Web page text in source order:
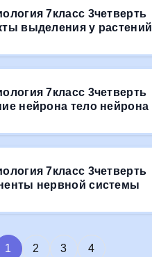
7класс 3четверть
выделения у растений
7класс 3четверть
нейрона тело нейрона
7класс 3четверть
нервной системы
1 2 3 4